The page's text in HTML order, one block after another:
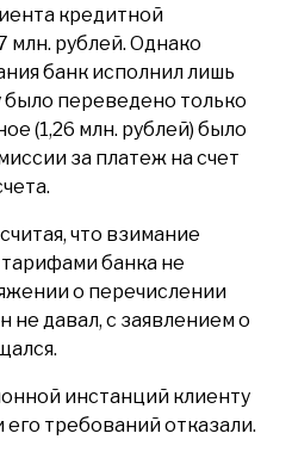
кредитной
млн. рублей. Однако
банк исполнил лишь
было переведено только
(1,26 млн. рублей) было
за платеж на счет
что взимание
банка не
о перечислении
не давал, с заявлением о
инстанций клиенту
требований отказали.